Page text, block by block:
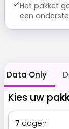
Het pakket
een
Data Only
Kies uw
7 dagen